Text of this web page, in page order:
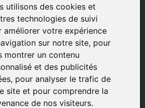
utilisons des cookies et
technologies de suivi
améliorer votre expérience
sur notre site, pour
montrer un contenu
et des publicités
pour analyser le trafic de
site et pour comprendre la
de nos visiteurs.
utilisons des cookies et
technologies de suivi
améliorer votre expérience
sur notre site, pour
montrer un contenu
et des publicités
pour analyser le trafic de
site et pour comprendre la
de nos visiteurs.
nous
confidentialité